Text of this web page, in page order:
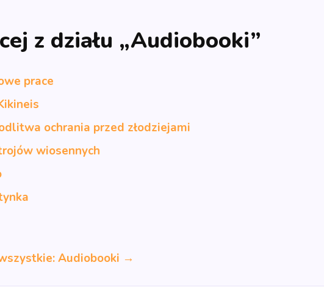
z działu „Audiobooki”
prace
ochrania przed złodziejami
wiosennych
Audiobooki →